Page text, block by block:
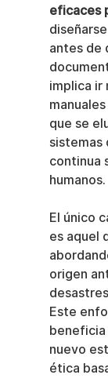
eficaces
antes de
implica ir
que se
sistemas
continua
humanos.
El único
es aquel
origen
Este
beneficia
nuevo
ética